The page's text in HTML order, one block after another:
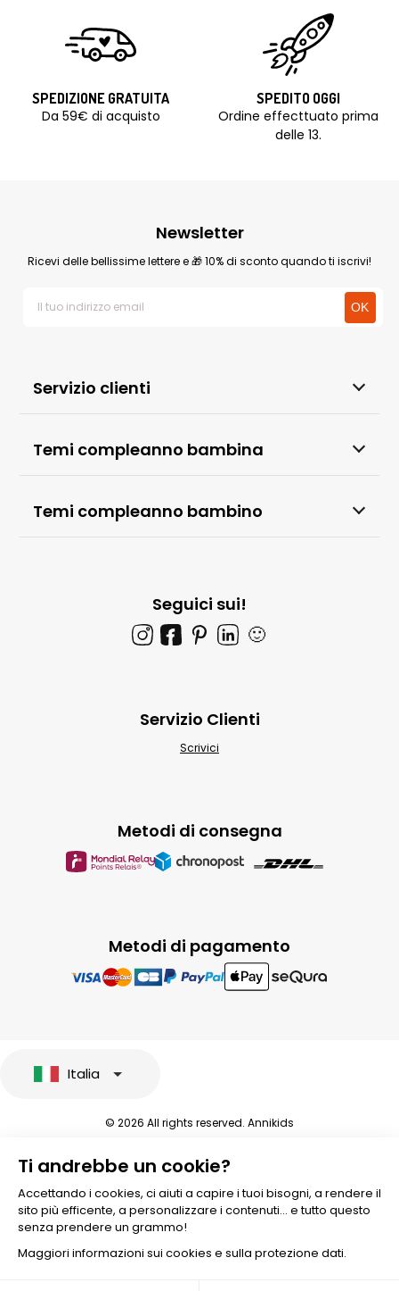
SPEDIZIONE GRATUITA
Da 59€ di acquisto
SPEDITO OGGI
Ordine effecttuato prima
delle 13.
Servizio clienti
Temi compleanno bambina
Temi compleanno bambino
Newsletter
Ricevi delle bellissime lettere e 🎁 10% di sconto quando ti iscrivi!
Seguici sui!
🙂
Metodi di pagamento
Metodi di consegna
Servizio Clienti
Scrivici
Ti andrebbe un cookie?
Accettando i cookies, ci aiuti a capire i tuoi bisogni, a rendere il
sito più efficente, a personalizzare i contenuti... e tutto questo
senza prendere un grammo!
Maggiori informazioni sui cookies e sulla protezione dati.
Italia
© 2026 All rights reserved. Annikids